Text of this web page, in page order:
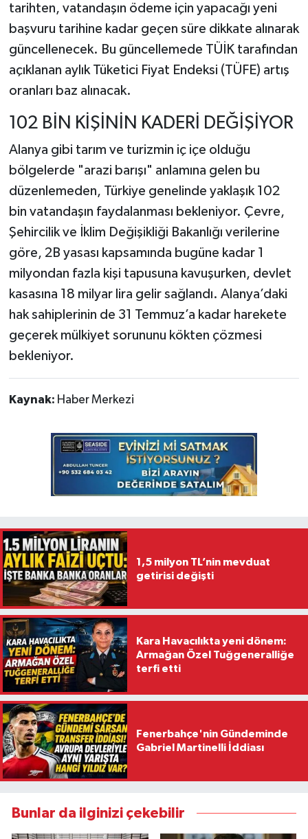
tarihten, vatandaşın ödeme için yapacağı yeni
başvuru tarihine kadar geçen süre dikkate alınarak
güncellenecek. Bu güncellemede TÜİK tarafından
açıklanan aylık Tüketici Fiyat Endeksi (TÜFE) artış
oranları baz alınacak.
102 BİN KİŞİNİN KADERİ DEĞİŞİYOR
Alanya gibi tarım ve turizmin iç içe olduğu
bölgelerde "arazi barışı" anlamına gelen bu
düzenlemeden, Türkiye genelinde yaklaşık 102
bin vatandaşın faydalanması bekleniyor. Çevre,
Şehircilik ve İklim Değişikliği Bakanlığı verilerine
göre, 2B yasası kapsamında bugüne kadar 1
milyondan fazla kişi tapusuna kavuşurken, devlet
kasasına 18 milyar lira gelir sağlandı. Alanya’daki
hak sahiplerinin de 31 Temmuz’a kadar harekete
geçerek mülkiyet sorununu kökten çözmesi
bekleniyor.
Kaynak: Haber Merkezi
1,5 milyon TL’nin mevduat
getirisi değişti
Kara Havacılıkta yeni dönem:
Armağan Özel Tuğgeneralliğe
terfi etti
Fenerbahçe'nin Gündeminde
Gabriel Martinelli İddiası
Bunlar da ilginizi çekebilir